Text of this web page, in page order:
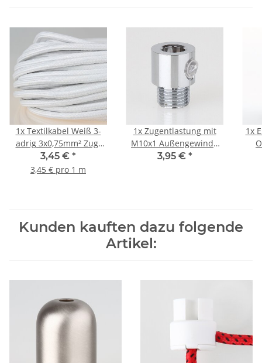
1x Textilkabel Weiß 3-
adrig 3x0,75mm² Zug-
Pendelleitung S03RT-F
3G0,75
3,45 € *
3,45 € pro 1 m
1x Zugentlastung mit
M10x1 Außengewinde
für Kabel 13x17mm
3,95 € *
1x
Kunden kauften dazu folgende
Artikel: